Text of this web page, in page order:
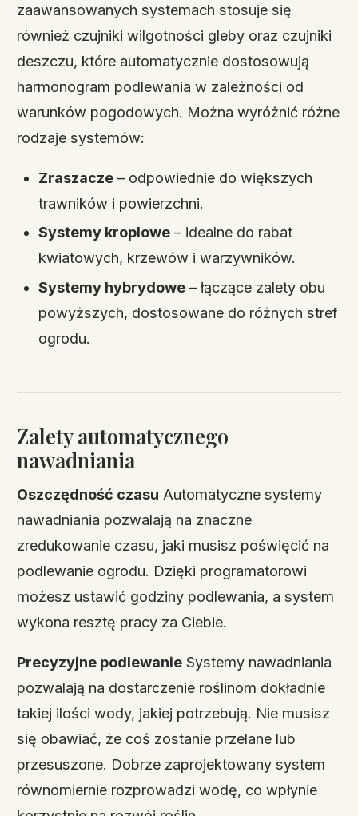
zaawansowanych systemach stosuje się
również czujniki wilgotności gleby oraz czujniki
deszczu, które automatycznie dostosowują
harmonogram podlewania w zależności od
warunków pogodowych. Można wyróżnić różne
rodzaje systemów:
Zraszacze – odpowiednie do większych
trawników i powierzchni.
Systemy kroplowe – idealne do rabat
kwiatowych, krzewów i warzywników.
Systemy hybrydowe – łączące zalety obu
powyższych, dostosowane do różnych stref
ogrodu.
Zalety automatycznego
nawadniania
Oszczędność czasu Automatyczne systemy
nawadniania pozwalają na znaczne
zredukowanie czasu, jaki musisz poświęcić na
podlewanie ogrodu. Dzięki programatorowi
możesz ustawić godziny podlewania, a system
wykona resztę pracy za Ciebie.
Precyzyjne podlewanie Systemy nawadniania
pozwalają na dostarczenie roślinom dokładnie
takiej ilości wody, jakiej potrzebują. Nie musisz
się obawiać, że coś zostanie przelane lub
przesuszone. Dobrze zaprojektowany system
równomiernie rozprowadzi wodę, co wpłynie